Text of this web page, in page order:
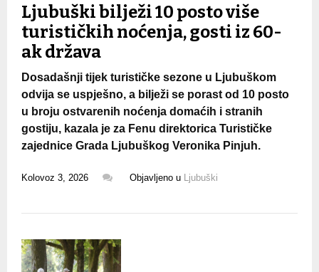
Ljubuški bilježi 10 posto više
turističkih noćenja, gosti iz 60-
ak država
Dosadašnji tijek turističke sezone u Ljubuškom
odvija se uspješno, a bilježi se porast od 10 posto
u broju ostvarenih noćenja domaćih i stranih
gostiju, kazala je za Fenu direktorica Turističke
zajednice Grada Ljubuškog Veronika Pinjuh.
Kolovoz 3, 2026 Objavljeno u Ljubuški